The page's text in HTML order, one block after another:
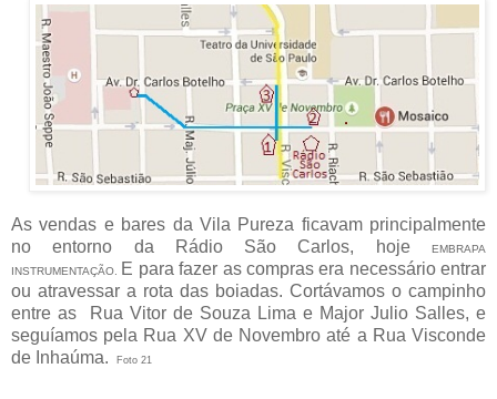
As vendas e bares da Vila Pureza ficavam principalmente
no entorno da Rádio São Carlos, hoje
EMBRAPA
INSTRUMENTAÇÃO. E para fazer as compras era necessário entrar
ou atravessar a rota das boiadas. Cortávamos o campinho
entre as Rua Vitor de Souza Lima e Major Julio Salles, e
seguíamos pela Rua XV de Novembro até a Rua Visconde
de Inhaúma.
Foto 21